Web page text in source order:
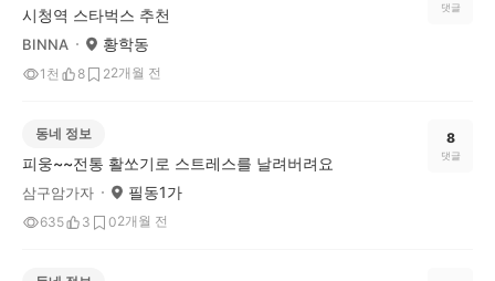
시청역 스타벅스 추천
BINNA 황학동
1천 8 22개월 전
댓글
동네 정보
피웅~~전통 활쏘기로 스트레스를 날려버려요
삼구암가자 필동1가
635 3 02개월 전
8
댓글